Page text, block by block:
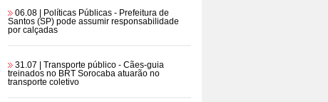
06.08 | Políticas Públicas - Prefeitura de
Santos (SP) pode assumir responsabilidade
por calçadas
31.07 | Transporte público - Cães-guia
treinados no BRT Sorocaba atuarão no
transporte coletivo